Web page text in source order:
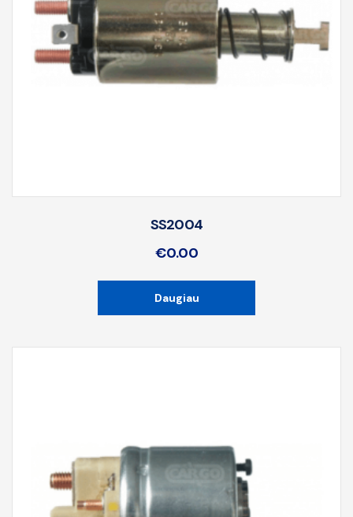
SS2004
€0.00
Daugiau